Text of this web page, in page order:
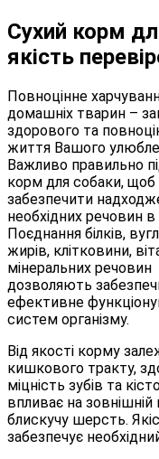
Сухий корм
якість
Повноцінне
домашніх тварин –
здорового та
життя Вашого
Важливо правильно
корм для собаки, щоб
забезпечити
необхідних речовин в
Поєднання білків,
жирів, клітковини,
мінеральних речовин
дозволяють
ефективне
систем організму.
Від якості корму
кишкового тракту,
міцність зубів та
впливає на
блискучу шерсть.
забезпечує